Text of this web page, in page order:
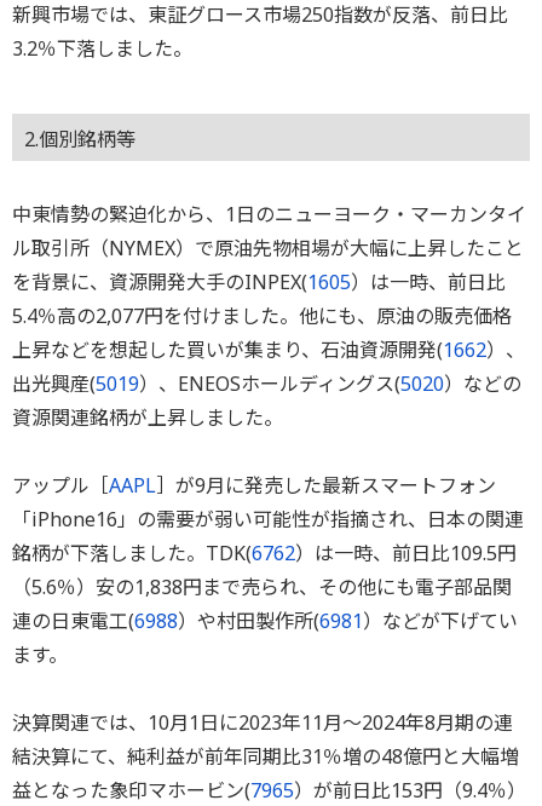
新興市場では、東証グロース市場250指数が反落、前日比
3.2％下落しました。
2.個別銘柄等
中東情勢の緊迫化から、1日のニューヨーク・マーカンタイ
ル取引所（NYMEX）で原油先物相場が大幅に上昇したこと
を背景に、資源開発大手のINPEX(1605）は一時、前日比
5.4％高の2,077円を付けました。他にも、原油の販売価格
上昇などを想起した買いが集まり、石油資源開発(1662）、
出光興産(5019）、ENEOSホールディングス(5020）などの
資源関連銘柄が上昇しました。
アップル［AAPL］が9月に発売した最新スマートフォン
「iPhone16」の需要が弱い可能性が指摘され、日本の関連
銘柄が下落しました。TDK(6762）は一時、前日比109.5円
（5.6％）安の1,838円まで売られ、その他にも電子部品関
連の日東電工(6988）や村田製作所(6981）などが下げてい
ます。
決算関連では、10月1日に2023年11月～2024年8月期の連
結決算にて、純利益が前年同期比31％増の48億円と大幅増
益となった象印マホービン(7965）が前日比153円（9.4％）